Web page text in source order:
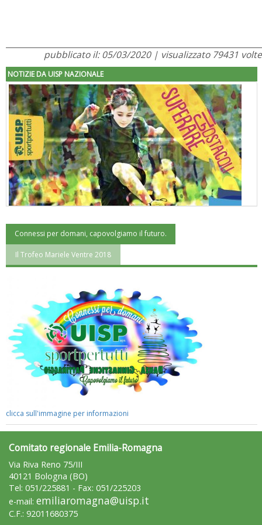
pubblicato il: 05/03/2020 | visualizzato 79431 volte
NOTIZIE DA UISP NAZIONALE
"Superare gli ostacoli": la relazione di Tiziano Pesce al CN Uisp
Luglio 2026: "Pensando con i piedi, si possono fare le
Connessi per domani, capovolgiamo il futuro.
Il Trofeo Mariele Ventre 2018
clicca sull'immagine per informazioni
Comitato regionale Emilia-Romagna
Via Riva Reno 75/III
40121 Bologna (BO)
Tel: 051/225881 - Fax: 051/225203
e-mail: emiliaromagna@uisp.it
C.F.: 92011680375